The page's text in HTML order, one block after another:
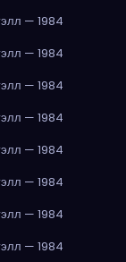
— 1984
— 1984
— 1984
— 1984
— 1984
— 1984
— 1984
— 1984